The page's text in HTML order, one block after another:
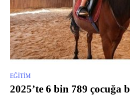
EĞITIM
2025’te 6 bin 789